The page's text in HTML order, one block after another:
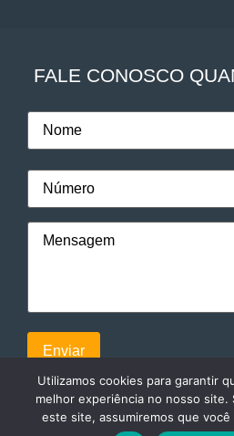
FALE CONOSCO
Utilizamos cookies para garantir
melhor experiência no nosso site.
este site, assumiremos que